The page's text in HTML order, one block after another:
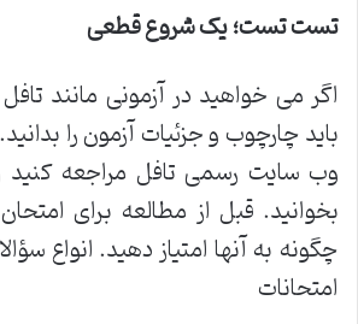
تست تست؛ یک شروع قطعی
اگر می خواهید در آزمونی مانند
باید چارچوب و جزئیات آزمون را
وب سایت رسمی تافل مراجعه کنید
بخوانید. قبل از مطالعه برای
چگونه به آنها امتیاز دهید. انواع
امتحانات